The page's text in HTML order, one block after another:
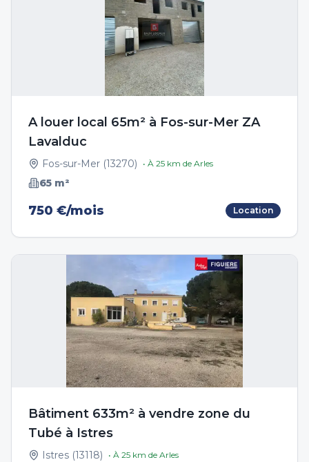
A louer local 65m² à Fos-sur-Mer ZA
Lavalduc
Fos-sur-Mer (13270) • À 25 km de Arles
65 m²
750 €/mois Location
Bâtiment 633m² à vendre zone du
Tubé à Istres
Istres (13118) • À 25 km de Arles